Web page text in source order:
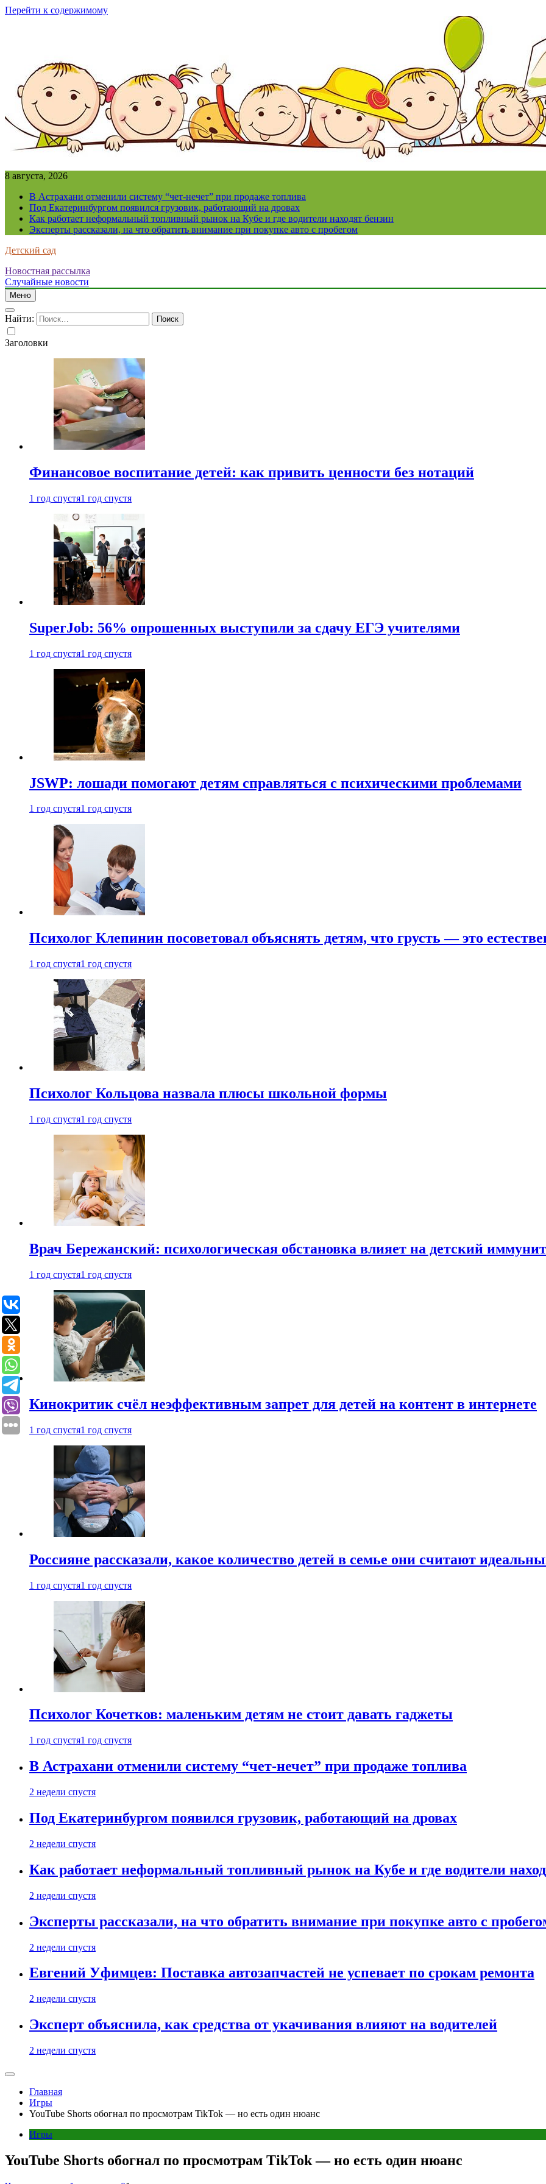
Перейти к содержимому
8 августа, 2026
В Астрахани отменили систему “чет-нечет” при продаже топлива
Под Екатеринбургом появился грузовик, работающий на дровах
Как работает неформальный топливный рынок на Кубе и где водители находят бензин
Эксперты рассказали, на что обратить внимание при покупке авто с пробегом
Детский сад
Новостная рассылка
Случайные новости
Меню
Найти:
Заголовки
Финансовое воспитание детей: как привить ценности без нотаций
1 год спустя1 год спустя
SuperJob: 56% опрошенных выступили за сдачу ЕГЭ учителями
1 год спустя1 год спустя
JSWP: лошади помогают детям справляться с психическими проблемами
1 год спустя1 год спустя
Психолог Клепинин посоветовал объяснять детям, что грусть — это
1 год спустя1 год спустя
Психолог Кольцова назвала плюсы школьной формы
1 год спустя1 год спустя
Врач Бережанский: психологическая обстановка влияет на детский
1 год спустя1 год спустя
Кинокритик счёл неэффективным запрет для детей на контент в интернете
1 год спустя1 год спустя
Россияне рассказали, какое количество детей в семье они считают
1 год спустя1 год спустя
Психолог Кочетков: маленьким детям не стоит давать гаджеты
1 год спустя1 год спустя
В Астрахани отменили систему “чет-нечет” при продаже топлива
2 недели спустя
Под Екатеринбургом появился грузовик, работающий на дровах
2 недели спустя
Как работает неформальный топливный рынок на Кубе и где водители
2 недели спустя
Эксперты рассказали, на что обратить внимание при покупке авто с
2 недели спустя
Евгений Уфимцев: Поставка автозапчастей не успевает по срокам ремонта
2 недели спустя
Эксперт объяснила, как средства от укачивания влияют на водителей
2 недели спустя
Главная
Игры
YouTube Shorts обогнал по просмотрам TikTok — но есть один нюанс
Игры
YouTube Shorts обогнал по просмотрам TikTok — но есть один нюанс